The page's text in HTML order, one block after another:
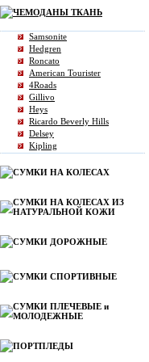
ЧЕМОДАНЫ ТКАНЬ
Samsonite
Hedgren
Roncato
American Tourister
4Roads
Gillivo
Heys
Ricardo Beverly Hills
Delsey
Kipling
СУМКИ НА КОЛЕСАХ
СУМКИ НА КОЛЕСАХ ИЗ
НАТУРАЛЬНОЙ КОЖИ
СУМКИ ДОРОЖНЫЕ
СУМКИ СПОРТИВНЫЕ
СУМКИ ПЛЕЧЕВЫЕ и
МОЛОДЕЖНЫЕ
ПОРТПЛЕДЫ